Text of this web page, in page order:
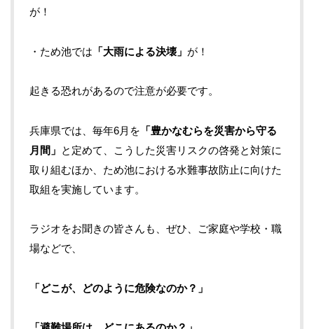
が！
・ため池では 「大雨による決壊」 が！
起きる恐れがあるので注意が必要です。
兵庫県では、毎年6月を 「豊かなむらを災害から守る
月間」 と定めて、こうした災害リスクの啓発と対策に
取り組むほか、ため池における水難事故防止に向けた
取組を実施しています。
ラジオをお聞きの皆さんも、ぜひ、ご家庭や学校・職
場などで、
「どこが、どのように危険なのか？」